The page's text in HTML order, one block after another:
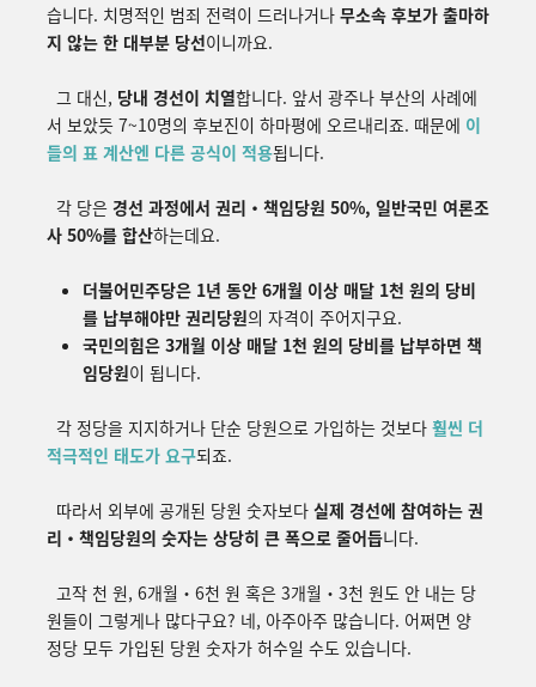
습니다. 치명적인 범죄 전력이 드러나거나 무소속 후보가 출마하
지 않는 한 대부분 당선이니까요.
그 대신, 당내 경선이 치열합니다. 앞서 광주나 부산의 사례에
서 보았듯 7~10명의 후보진이 하마평에 오르내리죠. 때문에 이
들의 표 계산엔 다른 공식이 적용됩니다.
각 당은 경선 과정에서 권리・책임당원 50%, 일반국민 여론조
사 50%를 합산하는데요.
더불어민주당은 1년 동안 6개월 이상 매달 1천 원의 당비
를 납부해야만 권리당원의 자격이 주어지구요.
국민의힘은 3개월 이상 매달 1천 원의 당비를 납부하면 책
임당원이 됩니다.
각 정당을 지지하거나 단순 당원으로 가입하는 것보다 훨씬 더
적극적인 태도가 요구되죠.
따라서 외부에 공개된 당원 숫자보다 실제 경선에 참여하는 권
리・책임당원의 숫자는 상당히 큰 폭으로 줄어듭니다.
고작 천 원, 6개월・6천 원 혹은 3개월・3천 원도 안 내는 당
원들이 그렇게나 많다구요? 네, 아주아주 많습니다. 어쩌면 양
정당 모두 가입된 당원 숫자가 허수일 수도 있습니다.